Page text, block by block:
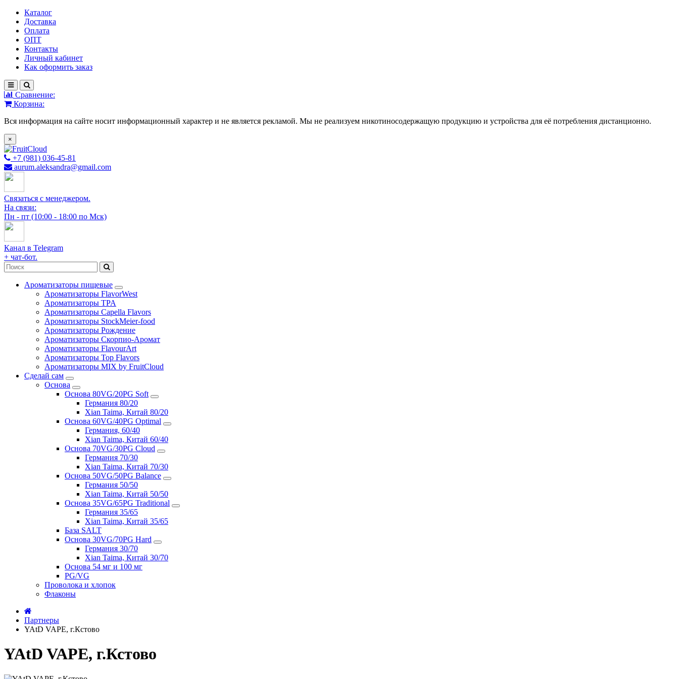
Каталог
Доставка
Оплата
ОПТ
Контакты
Личный кабинет
Как оформить заказ
Сравнение:
Корзина:
Вся информация на сайте носит информационный характер и не является рекламой. Мы не реализуем никотиносодержащую продукцию и устройства для её потребления дистанционно.
×
+7 (981) 036-45-81
aurum.aleksandra@gmail.com
Связаться с менеджером.
На связи:
Пн - пт (10:00 - 18:00 по Мск)
Канал в Telegram
+ чат-бот.
Ароматизаторы пищевые
Ароматизаторы FlavorWest
Ароматизаторы TPA
Ароматизаторы Capella Flavors
Ароматизаторы StockMeier-food
Ароматизаторы Рождение
Ароматизаторы Скорпио-Аромат
Ароматизаторы FlavourArt
Ароматизаторы Top Flavors
Ароматизаторы MIX by FruitCloud
Сделай сам
Основа
Основа 80VG/20PG Soft
Германия 80/20
Xian Taima, Китай 80/20
Основа 60VG/40PG Optimal
Германия, 60/40
Xian Taima, Китай 60/40
Основа 70VG/30PG Cloud
Германия 70/30
Xian Taima, Китай 70/30
Основа 50VG/50PG Balance
Германия 50/50
Xian Taima, Китай 50/50
Основа 35VG/65PG Traditional
Германия 35/65
Xian Taima, Китай 35/65
База SALT
Основа 30VG/70PG Hard
Германия 30/70
Xian Taima, Китай 30/70
Основа 54 мг и 100 мг
PG/VG
Проволока и хлопок
Флаконы
Партнеры
YAtD VAPE, г.Кстово
YAtD VAPE, г.Кстово